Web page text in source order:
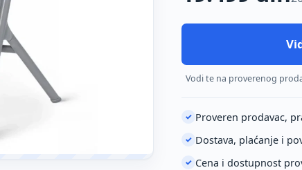
Vodi te na proverenog
✓ Proveren prodavac,
✓ Dostava, plaćanje i
✓ Cena i dostupnost